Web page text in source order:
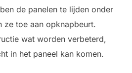
de panelen te lijden onder
ze toe aan opknapbeurt.
wat worden verbeterd,
in het paneel kan komen.